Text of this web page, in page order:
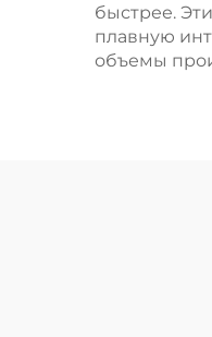
быстрее.
плавную
объемы